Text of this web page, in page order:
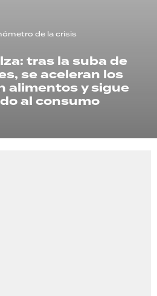
de la crisis
tras la suba de
se aceleran los
alimentos y sigue
al consumo